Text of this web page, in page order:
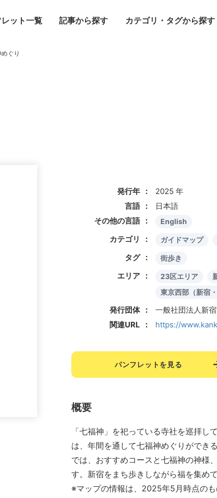
ット一覧 記事から探す カテゴリ・タグから探す
ぐり
発行年
2025 年
言語
日本語
その他の言語
English
カテゴリ ガイドマップ
タグ 街歩き
エリア 23区エリア
東京西部（新宿
発行団体
一般社団法人新
関連URL
https://
パンフレットを見る
概要
「七福神」を祀っている寺社を巡拝し
は、年間を通して七福神めぐりができ
では、おすすめコースと七福神の神様
す。新宿をまち歩きしながら福を集めて
※マップの情報は、2025年5月時点の